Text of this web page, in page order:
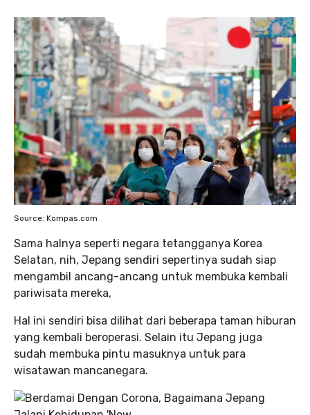
Source: Kompas.com
Sama halnya seperti negara tetangganya Korea
Selatan, nih, Jepang sendiri sepertinya sudah siap
mengambil ancang-ancang untuk membuka kembali
pariwisata mereka,
Hal ini sendiri bisa dilihat dari beberapa taman hiburan
yang kembali beroperasi. Selain itu Jepang juga
sudah membuka pintu masuknya untuk para
wisatawan mancanegara.